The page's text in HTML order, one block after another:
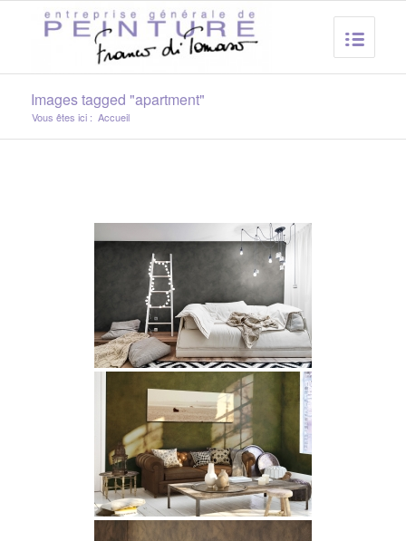
Images tagged "apartment"
Vous êtes ici : Accueil